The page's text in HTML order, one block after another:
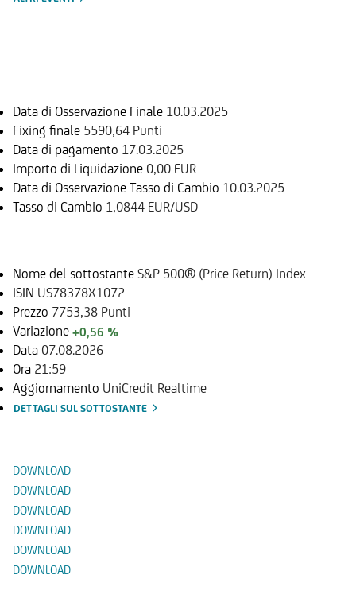
Data di Osservazione Finale 10.03.2025
Fixing finale 5590,64 Punti
Data di pagamento 17.03.2025
Importo di Liquidazione 0,00 EUR
Data di Osservazione Tasso di Cambio 10.03.2025
Tasso di Cambio 1,0844 EUR/USD
Nome del sottostante S&P 500® (Price Return) Index
ISIN US78378X1072
Prezzo 7753,38 Punti
Variazione +0,56 %
Data 07.08.2026
Ora 21:59
Aggiornamento UniCredit Realtime
DETTAGLI SUL SOTTOSTANTE
DOWNLOAD
DOWNLOAD
DOWNLOAD
DOWNLOAD
DOWNLOAD
DOWNLOAD